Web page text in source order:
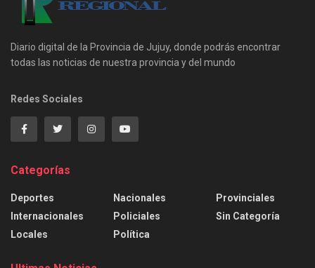
Diario digital de la Provincia de Jujuy, donde podrás encontrar
todas las noticias de nuestra provincia y del mundo
Redes Sociales
Categorías
Deportes
Internacionales
Locales
Nacionales
Policiales
Política
Provinciales
Sin Categoría